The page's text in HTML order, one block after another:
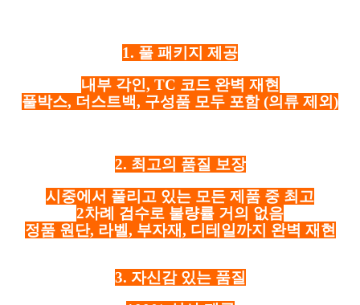
1. 풀 패키지 제공
내부 각인, TC 코드 완벽 재현
풀박스, 더스트백, 구성품 모두 포함 (의류 제외)
2. 최고의 품질 보장
시중에서 풀리고 있는 모든 제품 중 최고
2차례 검수로 불량률 거의 없음
정품 원단, 라벨, 부자재, 디테일까지 완벽 재현
3. 자신감 있는 품질